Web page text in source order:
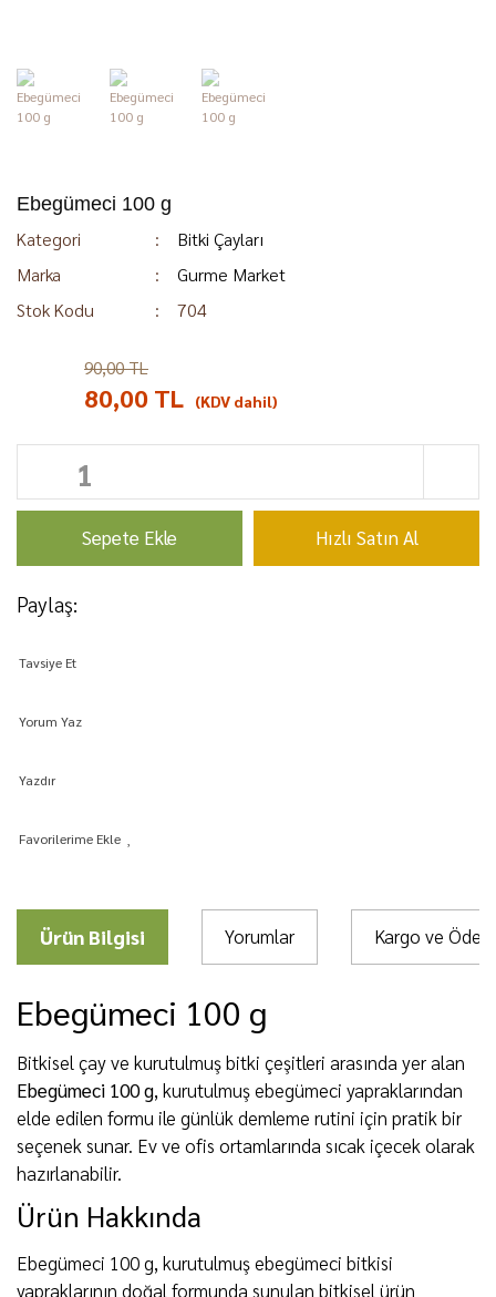
Ebegümeci 100 g
Kategori
Bitki Çayları
Marka
Gurme Market
Stok Kodu
704
90,00 TL
80,00 TL (KDV dahil)
Sepete Ekle Hızlı Satın Al
Paylaş:
Tavsiye Et
Yorum Yaz
Yazdır
Ürün Bilgisi Yorumlar Kargo ve
Ebegümeci 100 g
Bitkisel çay ve kurutulmuş bitki çeşitleri arasında yer alan
Ebegümeci 100 g, kurutulmuş ebegümeci yapraklarından
elde edilen formu ile günlük demleme rutini için pratik bir
seçenek sunar. Ev ve ofis ortamlarında sıcak içecek olarak
hazırlanabilir.
Ürün Hakkında
Ebegümeci 100 g, kurutulmuş ebegümeci bitkisi
yapraklarının doğal formunda sunulan bitkisel ürün